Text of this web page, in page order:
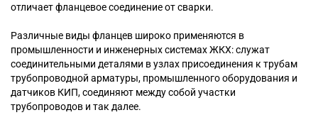
отличает фланцевое соединение от сварки.
Различные виды фланцев широко применяются в
промышленности и инженерных системах ЖКХ: служат
соединительными деталями в узлах присоединения к трубам
трубопроводной арматуры, промышленного оборудования и
датчиков КИП, соединяют между собой участки
трубопроводов и так далее.